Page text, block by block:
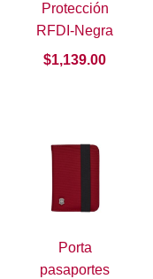
Protección
RFDI-Negra
$1,139.00
Porta
pasaportes